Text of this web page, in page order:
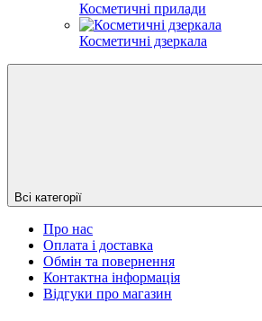
Косметичні прилади
Косметичні дзеркала
Всі категорії
Про нас
Оплата і доставка
Обмін та повернення
Контактна інформація
Відгуки про магазин